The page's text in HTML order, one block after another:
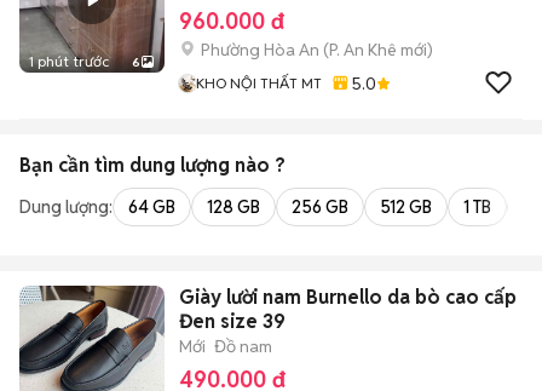
1 phút trước 6
960.000 đ
Phường Hòa An (P. An Khê mới)
KHO NỘI THẤT MT 5.0
Bạn cần tìm dung lượng nào ?
Dung lượng: 64 GB 128 GB 256 GB 512 GB 1 TB
Giày lười nam Burnello da bò cao cấp
Đen size 39
Mới Đồ nam
490.000 đ